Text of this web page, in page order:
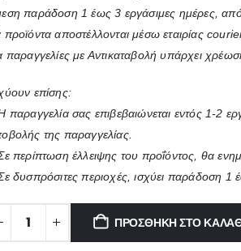
παράδοση 1 έως 3 εργάσιμες ημέρες, από
προϊόντα αποστέλλονται μέσω εταιρίας
παραγγελίες με Αντικαταβολή υπάρχει
επίσης:
παραγγελία σας επιβεβαιώνεται εντός 1-2
της παραγγελίας.
περίπτωση έλλειψης του προΐόντος, θα
δυσπρόσιτες περιοχές, ισχύει παράδοση 1
ΠΡΟΣΘΉΚΗ ΣΤΟ